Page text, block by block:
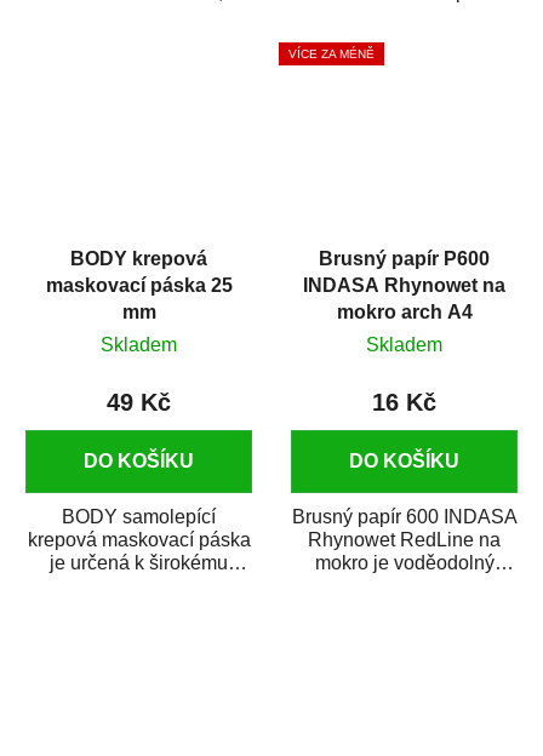
vrchních...
BODY krepová
maskovací páska 25
mm
Skladem
49 Kč
DO KOŠÍKU
BODY samolepící
krepová maskovací páska
je určená k širokému
VÍCE ZA MÉNĚ
Brusný papír P600
INDASA Rhynowet na
mokro arch A4
Skladem
16 Kč
DO KOŠÍKU
Brusný papír 600 INDASA
Rhynowet RedLine na
mokro je voděodolný